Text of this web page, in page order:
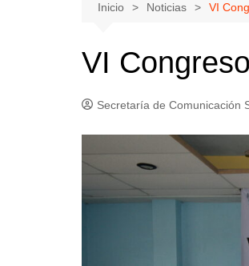
Inicio Noticias VI
VI
Secretaría de Comunicación